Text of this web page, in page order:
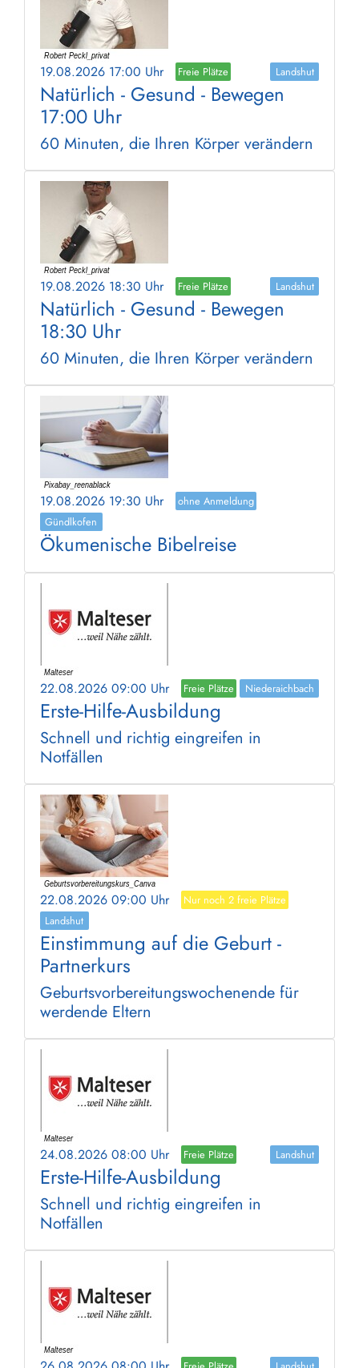
19.08.2026 17:00 Uhr Freie Plätze Landshut
Natürlich - Gesund - Bewegen
17:00 Uhr
60 Minuten, die Ihren Körper verändern
19.08.2026 18:30 Uhr Freie Plätze Landshut
Natürlich - Gesund - Bewegen
18:30 Uhr
60 Minuten, die Ihren Körper verändern
19.08.2026 19:30 Uhr
ohne Anmeldung
Gündlkofen
Ökumenische Bibelreise
22.08.2026 09:00 Uhr Freie Plätze Niederaichbach
Erste-Hilfe-Ausbildung
Schnell und richtig eingreifen in
Notfällen
22.08.2026 09:00 Uhr
Nur noch 2 freie Plätze
Landshut
Einstimmung auf die Geburt -
Partnerkurs
Geburtsvorbereitungswochenende für
werdende Eltern
24.08.2026 08:00 Uhr Freie Plätze Landshut
Erste-Hilfe-Ausbildung
Schnell und richtig eingreifen in
Notfällen